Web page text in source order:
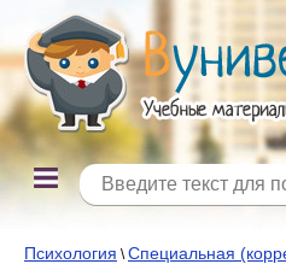
Психология \Специальная